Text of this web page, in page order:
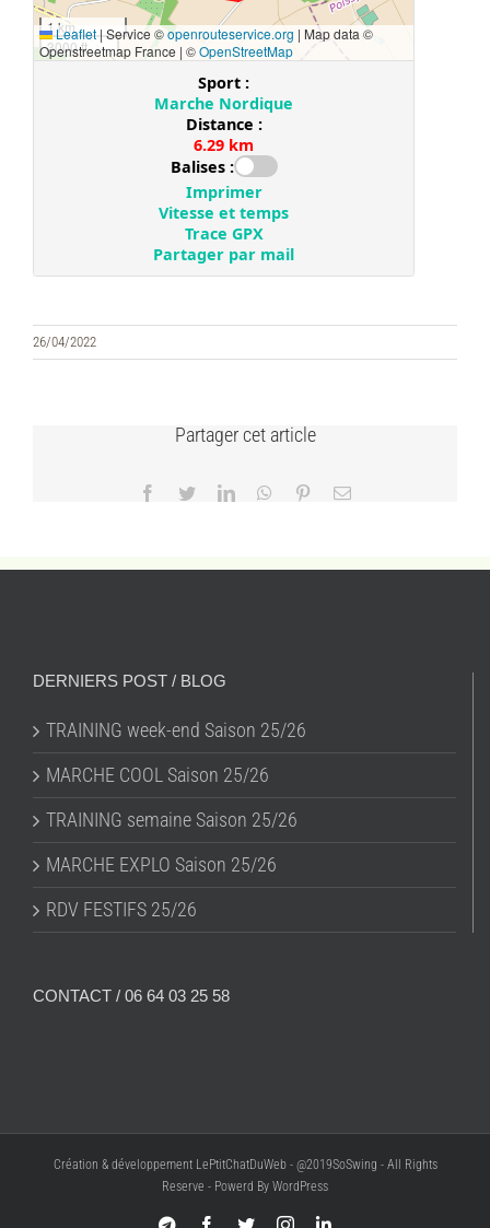
26/04/2022
Partager cet article
Facebook
TwitterLinkedInWhatsApp
PinterestEmail
DERNIERS POST / BLOG
TRAINING week-end Saison 25/26
MARCHE COOL Saison 25/26
TRAINING semaine Saison 25/26
MARCHE EXPLO Saison 25/26
RDV FESTIFS 25/26
CONTACT / 06 64 03 25 58
Création & développement LePtitChatDuWeb - @2019SoSwing - All Rights
Reserve - Powerd By WordPress
TelegramFacebook
TwitterInstagramLinkedIn